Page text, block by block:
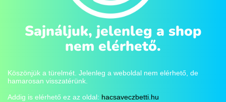
Sajnáljuk, jelenleg a shop
nem elérhető.
Köszönjük a türelmét. Jelenleg a weboldal nem elérhető, de
hamarosan visszatérünk.
Addig is elérhető ez az oldal: hacsaveczbetti.hu